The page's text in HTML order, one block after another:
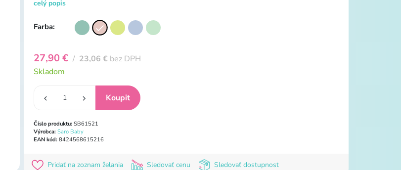
celý popis
Farba:
27,90 € / 23,06 € bez DPH
Skladom
Číslo produktu: SB61521
Výrobca: Saro Baby
EAN kód: 8424568615216
Pridať na zoznam želania Sledovať cenu Sledovať dostupnost